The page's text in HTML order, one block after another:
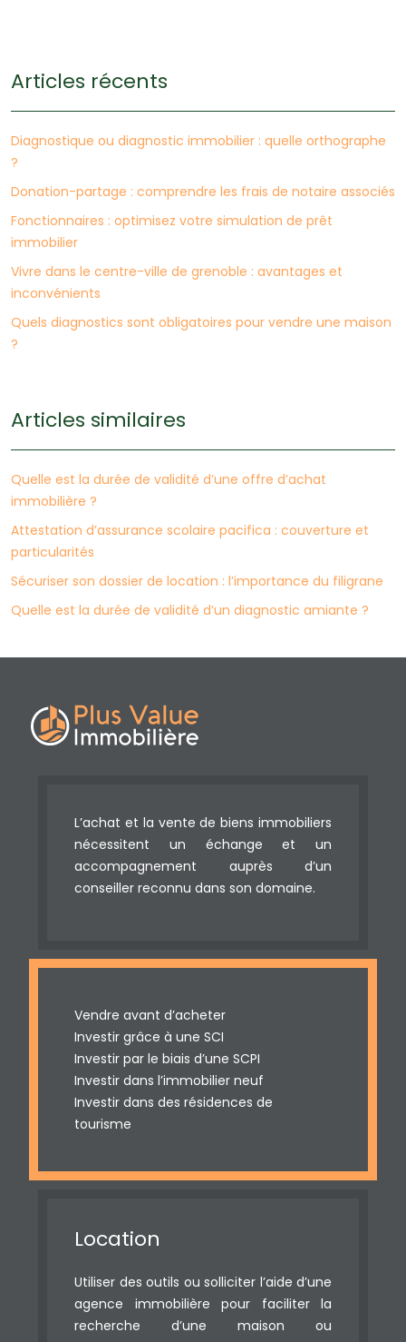
Articles récents
Diagnostique ou diagnostic immobilier : quelle orthographe
?
Donation-partage : comprendre les frais de notaire associés
Fonctionnaires : optimisez votre simulation de prêt
immobilier
Vivre dans le centre-ville de grenoble : avantages et
inconvénients
Quels diagnostics sont obligatoires pour vendre une maison
?
Articles similaires
Quelle est la durée de validité d’une offre d’achat
immobilière ?
Attestation d’assurance scolaire pacifica : couverture et
particularités
Sécuriser son dossier de location : l’importance du filigrane
Quelle est la durée de validité d’un diagnostic amiante ?
L’achat et la vente de biens immobiliers
nécessitent un échange et un
accompagnement auprès d’un
conseiller reconnu dans son domaine.
Vendre avant d’acheter
Investir grâce à une SCI
Investir par le biais d’une SCPI
Investir dans l’immobilier neuf
Investir dans des résidences de
tourisme
Location
Utiliser des outils ou solliciter l’aide d’une
agence immobilière pour faciliter la
recherche d’une maison ou